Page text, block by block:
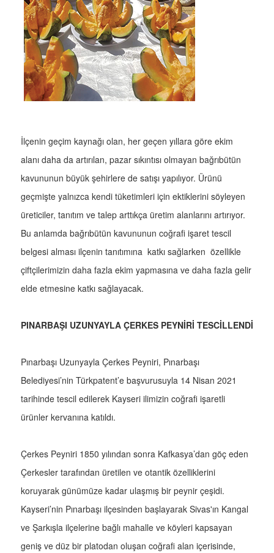
İlçenin geçim kaynağı olan, her geçen yıllara göre ekim
alanı daha da artırılan, pazar sıkıntısı olmayan bağrıbütün
kavununun büyük şehirlere de satışı yapılıyor. Ürünü
geçmişte yalnızca kendi tüketimleri için ektiklerini söyleyen
üreticiler, tanıtım ve talep arttıkça üretim alanlarını artırıyor.
Bu anlamda bağrıbütün kavununun coğrafi işaret tescil
belgesi alması ilçenin tanıtımına katkı sağlarken özellikle
çiftçilerimizin daha fazla ekim yapmasına ve daha fazla gelir
elde etmesine katkı sağlayacak.
PINARBAŞI UZUNYAYLA ÇERKES PEYNİRİ TESCİLLENDİ
Pınarbaşı Uzunyayla Çerkes Peyniri, Pınarbaşı
Belediyesi’nin Türkpatent’e başvurusuyla 14 Nisan 2021
tarihinde tescil edilerek Kayseri ilimizin coğrafi işaretli
ürünler kervanına katıldı.
Çerkes Peyniri 1850 yılından sonra Kafkasya’dan göç eden
Çerkesler tarafından üretilen ve otantik özelliklerini
koruyarak günümüze kadar ulaşmış bir peynir çeşidi.
Kayseri’nin Pınarbaşı ilçesinden başlayarak Sivas'ın Kangal
ve Şarkışla ilçelerine bağlı mahalle ve köyleri kapsayan
geniş ve düz bir platodan oluşan coğrafi alan içerisinde,